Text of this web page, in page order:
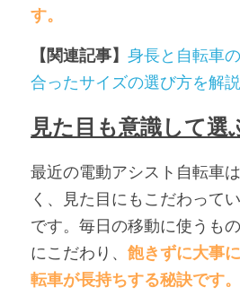
す。
【関連記事】 身長と自転車
合ったサイズの選び方を解説
見た目も意識して選
最近の電動アシスト自転車
く、見た目にもこだわって
です。毎日の移動に使うも
にこだわり、 飽きずに大事
転車が長持ちする秘訣です。